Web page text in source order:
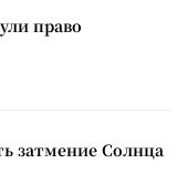
право
затмение Солнца